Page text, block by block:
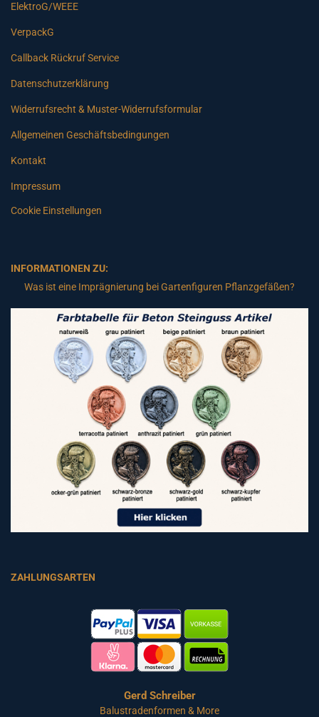
ElektroG/WEEE
VerpackG
Callback Rückruf Service
Datenschutzerklärung
Widerrufsrecht & Muster-Widerrufsformular
Allgemeinen Geschäftsbedingungen
Kontakt
Impressum
Cookie Einstellungen
INFORMATIONEN ZU:
Was ist eine Imprägnierung bei Gartenfiguren Pflanzgefäßen?
ZAHLUNGSARTEN
Gerd Schreiber
Balustradenformen & More